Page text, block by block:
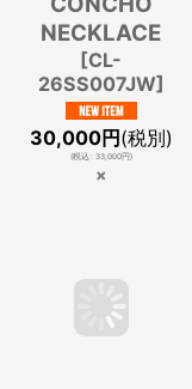
NECKLACE
[CL-
26SS007JW]
30,000円(税別)
(税込: 33,000円)
×